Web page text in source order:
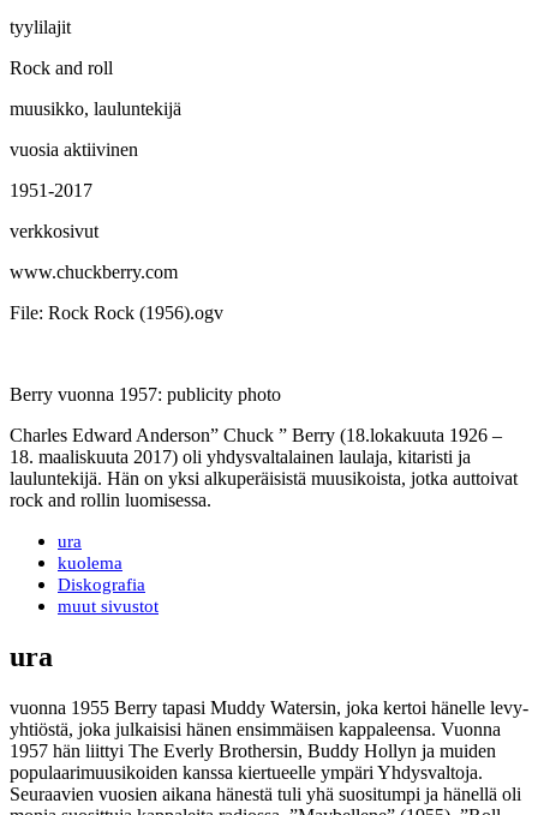
tyylilajit
Rock and roll
muusikko, lauluntekijä
vuosia aktiivinen
1951-2017
verkkosivut
www.chuckberry.com
File: Rock Rock (1956).ogv
Berry vuonna 1957: publicity photo
Charles Edward Anderson” Chuck ” Berry (18.lokakuuta 1926 –
18. maaliskuuta 2017) oli yhdysvaltalainen laulaja, kitaristi ja
lauluntekijä. Hän on yksi alkuperäisistä muusikoista, jotka auttoivat
rock and rollin luomisessa.
ura
kuolema
Diskografia
muut sivustot
ura
vuonna 1955 Berry tapasi Muddy Watersin, joka kertoi hänelle levy-
yhtiöstä, joka julkaisisi hänen ensimmäisen kappaleensa. Vuonna
1957 hän liittyi The Everly Brothersin, Buddy Hollyn ja muiden
populaarimuusikoiden kanssa kiertueelle ympäri Yhdysvaltoja.
Seuraavien vuosien aikana hänestä tuli yhä suositumpi ja hänellä oli